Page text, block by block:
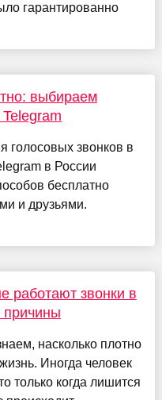
гарантированно
выбираем
голосовых звонков в
в России
бесплатно
и друзьями.
работают звонки в
причины
насколько плотно
Иногда человек
только когда лишится